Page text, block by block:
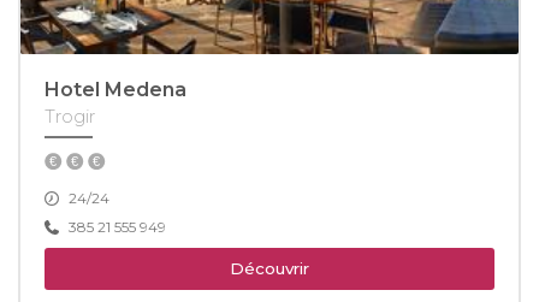
Hotel Medena
Trogir
24/24
385 21 555 949
Découvrir